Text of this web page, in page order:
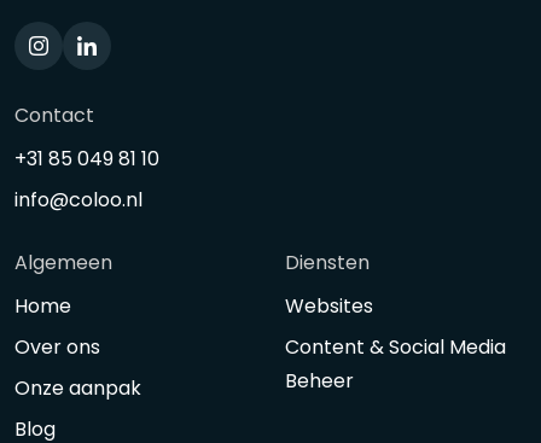
Contact
+31 85 049 81 10
info@coloo.nl
Algemeen
Home
Over ons
Onze aanpak
Blog
Diensten
Websites
Content & Social Media
Beheer